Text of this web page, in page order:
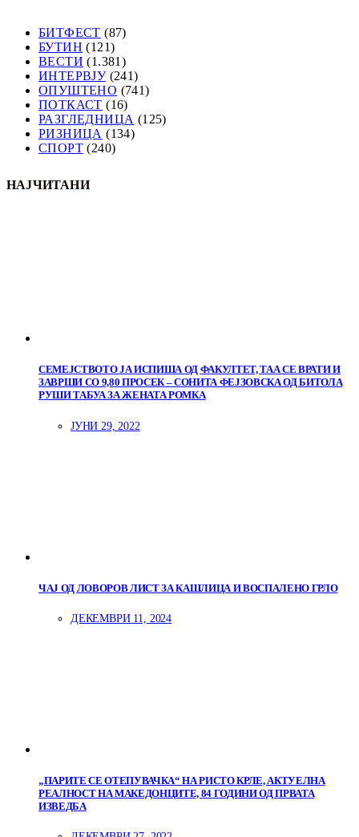
БИТФЕСТ (87)
БУТИН (121)
ВЕСТИ (1.381)
ИНТЕРВЈУ(241)
ОПУШТЕНО (741)
ПОТКАСТ (16)
РАЗГЛЕДНИЦА (125)
РИЗНИЦА (134)
СПОРТ (240)
НАЈЧИТАНИ
СЕМЕЈСТВОТО ЈА ИСПИША ОД ФАКУЛТЕТ, ТАА СЕ ВРАТИ И
ЗАВРШИ СО 9,80 ПРОСЕК – СОНИТА ФЕЈЗОВСКА ОД БИТОЛА
РУШИ ТАБУА ЗА ЖЕНАТА РОМКА
ЈУНИ 29, 2022
ЧАЈ ОД ЛОВОРОВ ЛИСТ ЗА КАШЛИЦА И ВОСПАЛЕНО ГРЛО
ДЕКЕМВРИ 11, 2024
„ПАРИТЕ СЕ ОТЕПУВАЧКА“ НА РИСТО КРЛЕ, АКТУЕЛНА
РЕАЛНОСТ НА МАКЕДОНЦИТЕ, 84 ГОДИНИ ОД ПРВАТА
ИЗВЕДБА